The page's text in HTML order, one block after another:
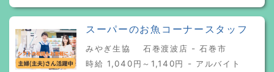
スーパーのお魚コーナースタッフ
みやぎ生協 石巻渡波店 - 石巻市
時給 1,040円～1,140円 - アルバイト